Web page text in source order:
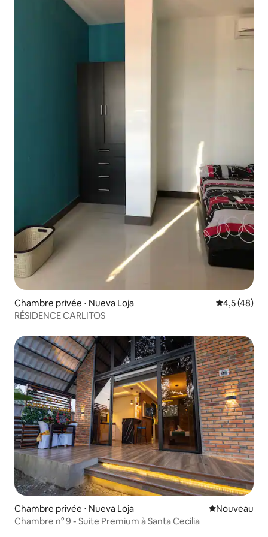
Chambre privée ⋅ Nueva Loja Évaluation
4,5 (48)
RÉSIDENCE CARLITOS
Chambre privée ⋅ Nueva Loja Nouvel
Nouveau
Chambre n° 9 - Suite Premium à Santa Cecilia